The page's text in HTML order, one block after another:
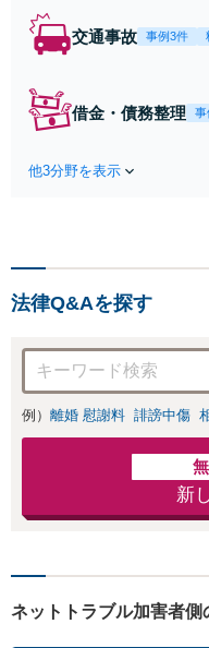
交通事故 事例3件
借金・債務整理 事
他3分野を表示
法律Q&Aを探す
例） 離婚 慰謝料 誹謗中傷
新
ネットトラブル加害者側